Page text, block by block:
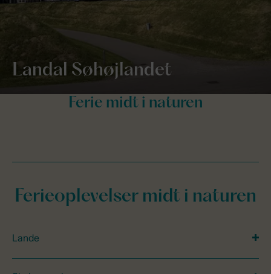
Landal Søhøjlandet
Ferieoplevelser midt i naturen
Lande